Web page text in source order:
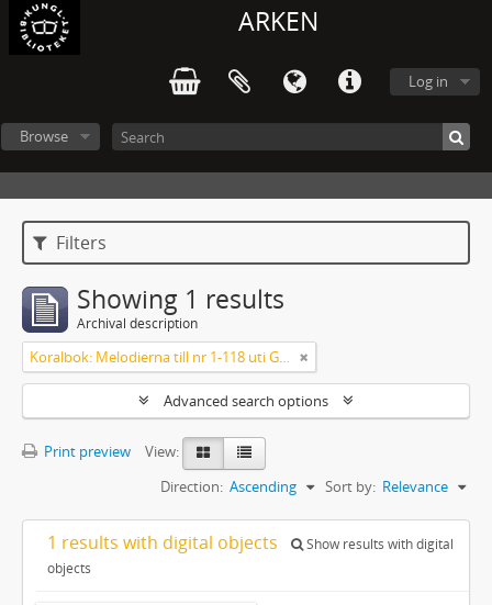
ARKEN
Log in
Browse
Filters
Showing 1 results
Archival description
Koralbok: Melodierna till nr 1-118 uti Gamla Psalmboken, enstämmigt satta
Advanced search options
Print preview
View:
Sort by: Relevance
Direction: Ascending
1 results with digital objects
Show results with digital
objects